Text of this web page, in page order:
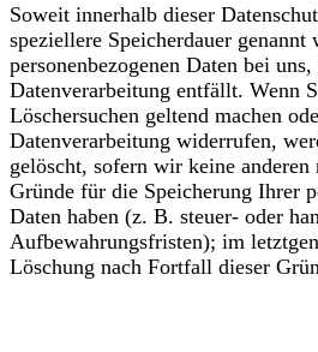
Soweit innerhalb dieser
speziellere Speicherdauer
personenbezogenen Daten bei
Datenverarbeitung entfällt. Wenn
Löschersuchen geltend machen
Datenverarbeitung widerrufen,
gelöscht, sofern wir keine anderen
Gründe für die Speicherung Ihrer
Daten haben (z. B. steuer- oder
Aufbewahrungsfristen); im
Löschung nach Fortfall dieser